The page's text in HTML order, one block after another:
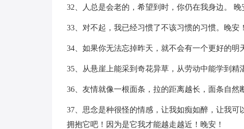
32、人总是会老的，希望到时，你仍在我身边。 晚
33、对不起，我已经习惯了不该习惯的习惯。晚安！
34、如果你无法忘掉昨天，就不会有一个更好的明
35、从悬崖上能采到奇花异草，从劳动中能学到精
36、友情就像一根面条，拉的距离越长，面条自然
37、思念是种很怪的情感，让我如痴如醉，让我
拥抱它吧！因为是它我才能越走越近！晚安！